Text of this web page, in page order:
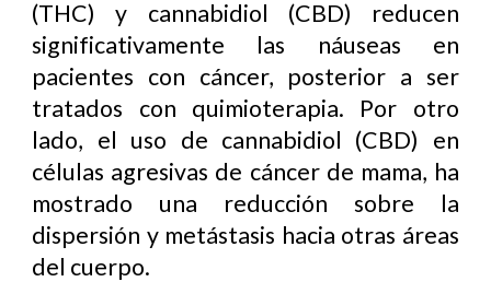
(THC) y cannabidiol (CBD) reducen
significativamente las náuseas en
pacientes con cáncer, posterior a ser
tratados con quimioterapia. Por otro
lado, el uso de cannabidiol (CBD) en
células agresivas de cáncer de mama, ha
mostrado una reducción sobre la
dispersión y metástasis hacia otras áreas
del cuerpo.